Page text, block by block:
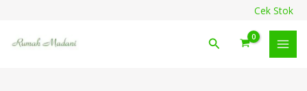
konten
Cek Stok
Cari